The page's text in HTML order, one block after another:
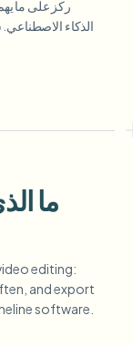
ركز على ما
الذكاء
ما
editing:
and export
software.